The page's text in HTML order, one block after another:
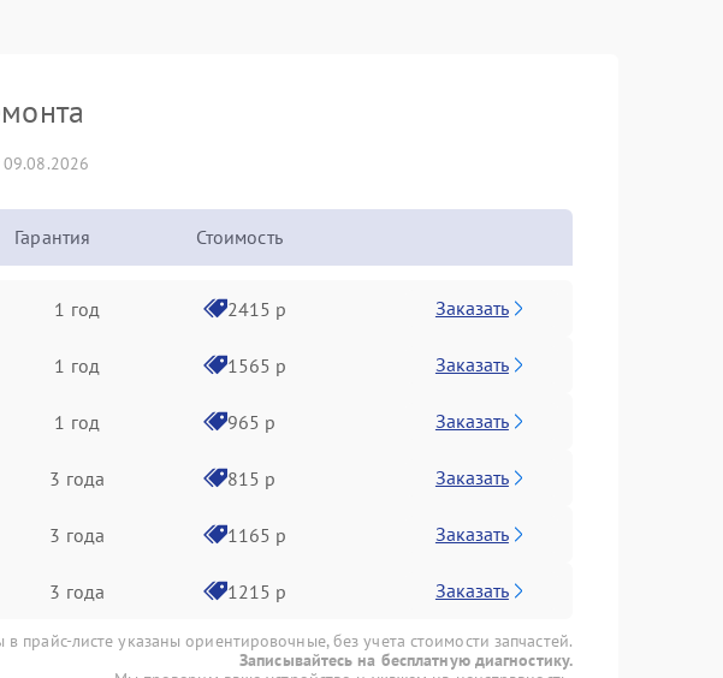
Гарантия Стоимость
1 год 2415 р Заказать
1 год 1565 р Заказать
1 год 965 р Заказать
3 года 815 р Заказать
3 года 1165 р Заказать
3 года 1215 р Заказать
в прайс-листе указаны ориентировочные, без учета стоимости запчастей.
Записывайтесь на бесплатную диагностику.